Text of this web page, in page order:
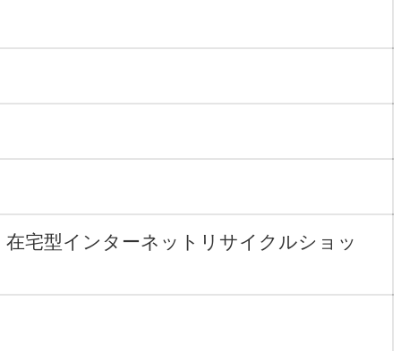
宅型インターネットリサイクルショッ